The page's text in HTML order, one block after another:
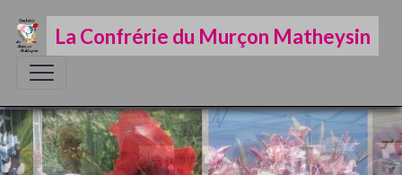
La Confrérie du Murçon Matheysin